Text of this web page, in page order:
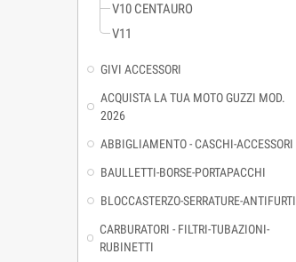
V10 CENTAURO
V11
GIVI ACCESSORI
ACQUISTA LA TUA MOTO GUZZI MOD.
2026
ABBIGLIAMENTO - CASCHI-ACCESSORI
BAULLETTI-BORSE-PORTAPACCHI
BLOCCASTERZO-SERRATURE-ANTIFURTI
CARBURATORI - FILTRI-TUBAZIONI-
RUBINETTI